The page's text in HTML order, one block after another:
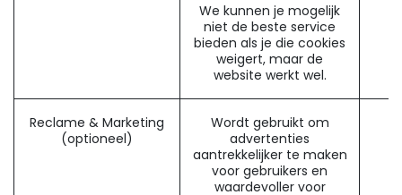
We kunnen je mogelijk
niet de beste service
bieden als je die cookies
weigert, maar de
website werkt wel.
Reclame & Marketing
(optioneel)
Wordt gebruikt om
advertenties
aantrekkelijker te maken
voor gebruikers en
waardevoller voor